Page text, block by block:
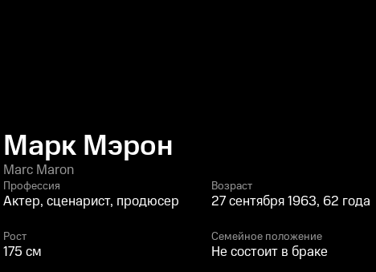
Марк Мэрон
Marc Maron
Профессия
Актер, сценарист, продюсер
Возраст
27 сентября 1963, 62 года
Рост
175 см
Семейное положение
Не состоит в браке